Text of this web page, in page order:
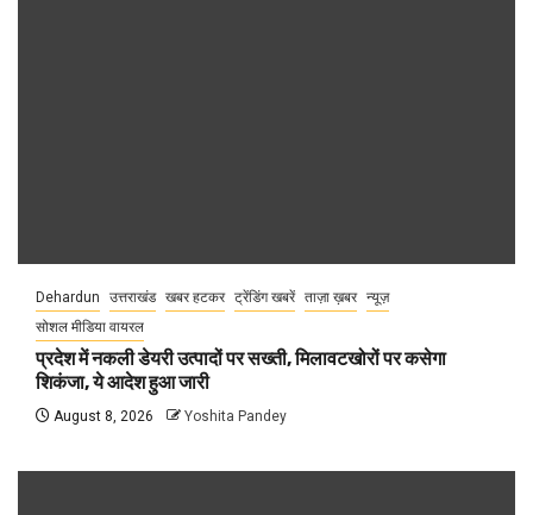
Dehardun उत्तराखंड खबर हटकर ट्रेंडिंग खबरें ताज़ा ख़बर न्यूज़
सोशल मीडिया वायरल
प्रदेश में नकली डेयरी उत्पादों पर सख्ती, मिलावटखोरों पर कसेगा
शिकंजा, ये आदेश हुआ जारी
August 8, 2026 Yoshita Pandey